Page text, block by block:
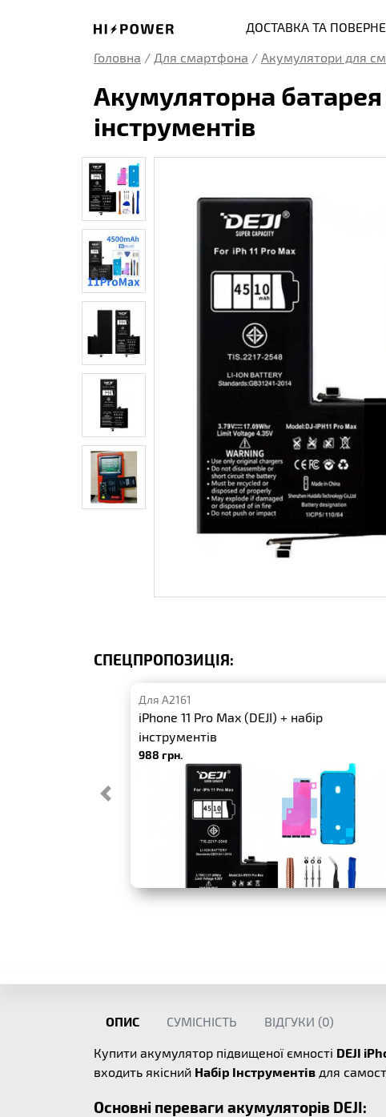
ДОСТАВКА ТА
Головна / Для смартфона / Акумулятори для
Акумуляторна батарея
інструментів
СПЕЦПРОПОЗИЦІЯ:
Для A2161
iPhone 11 Pro Max (DEJI) + набір
інструментів
988 грн.
ОПИС СУМІСНІСТЬ ВІДГУКИ (0)
Купити акумулятор підвищеної ємності DEJI
входить якісний Набір Інструментів для
Основні переваги акумуляторів DEJI: